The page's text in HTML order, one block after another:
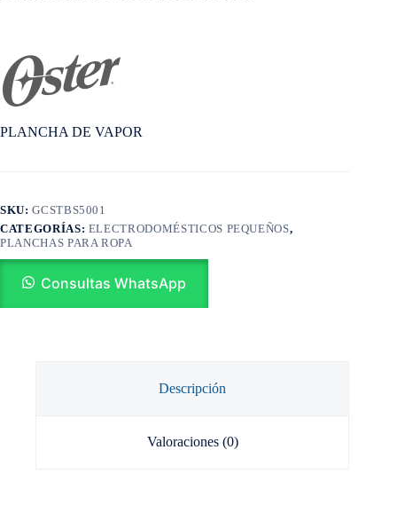
PLANCHA DE VAPOR
SKU:GCSTBS5001
CATEGORÍAS: ELECTRODOMÉSTICOS PEQUEÑOS,
PLANCHAS PARA ROPA
Consultas WhatsApp
Descripción
Valoraciones (0)